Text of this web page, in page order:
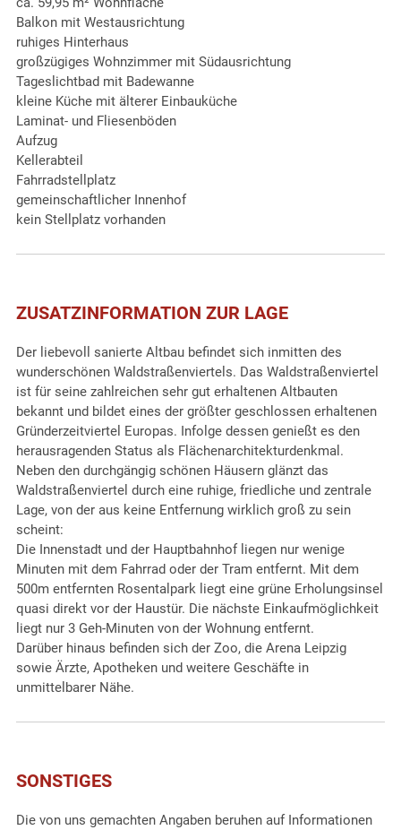
Balkon mit Westausrichtung
ruhiges Hinterhaus
großzügiges Wohnzimmer mit Südausrichtung
Tageslichtbad mit Badewanne
kleine Küche mit älterer Einbauküche
Laminat- und Fliesenböden
Aufzug
Kellerabteil
Fahrradstellplatz
gemeinschaftlicher Innenhof
kein Stellplatz vorhanden
ZUSATZINFORMATION ZUR LAGE
Der liebevoll sanierte Altbau befindet sich inmitten des
wunderschönen Waldstraßenviertels. Das Waldstraßenviertel
ist für seine zahlreichen sehr gut erhaltenen Altbauten
bekannt und bildet eines der größter geschlossen erhaltenen
Gründerzeitviertel Europas. Infolge dessen genießt es den
herausragenden Status als Flächenarchitekturdenkmal.
Neben den durchgängig schönen Häusern glänzt das
Waldstraßenviertel durch eine ruhige, friedliche und zentrale
Lage, von der aus keine Entfernung wirklich groß zu sein
scheint:
Die Innenstadt und der Hauptbahnhof liegen nur wenige
Minuten mit dem Fahrrad oder der Tram entfernt. Mit dem
500m entfernten Rosentalpark liegt eine grüne Erholungsinsel
quasi direkt vor der Haustür. Die nächste Einkaufmöglichkeit
liegt nur 3 Geh-Minuten von der Wohnung entfernt.
Darüber hinaus befinden sich der Zoo, die Arena Leipzig
sowie Ärzte, Apotheken und weitere Geschäfte in
unmittelbarer Nähe.
SONSTIGES
Die von uns gemachten Angaben beruhen auf Informationen